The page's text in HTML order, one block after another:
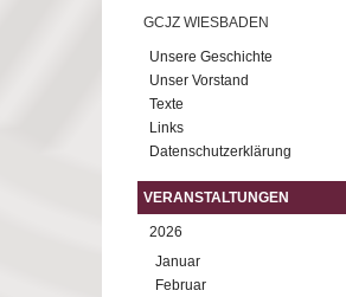
GCJZ WIESBADEN
Unsere Geschichte
Unser Vorstand
Texte
Links
Datenschutzerklärung
VERANSTALTUNGEN
2026
Januar
Februar